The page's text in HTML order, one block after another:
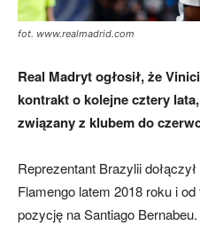
fot. www.realmadrid.com
Real Madryt ogłosił, że
kontrakt o kolejne cztery
związany z klubem do
Reprezentant Brazylii dołączył
Flamengo latem 2018 roku i
pozycję na Santiago Bernabeu.